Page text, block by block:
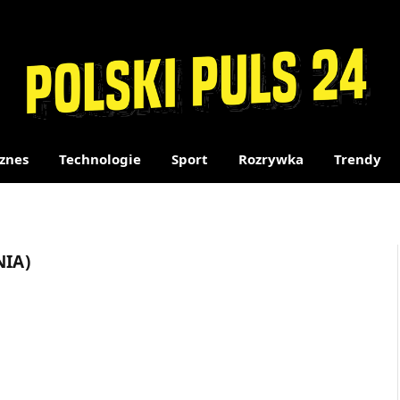
Technologie Sport Rozrywka Trendy